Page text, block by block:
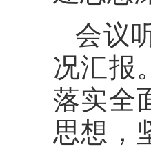
会议
况汇报
落实全
思想，